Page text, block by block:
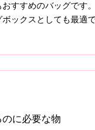
すすめのバッグです
ックスとしても最適
に必要な物